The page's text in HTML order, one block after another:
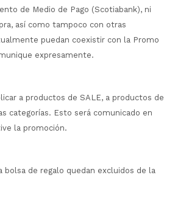
de Medio de Pago (Scotiabank), ni
así como tampoco con otras
puedan coexistir con la Promo
expresamente.
a productos de SALE, a productos de
categorías. Esto será comunicado en
la promoción.
bolsa de regalo quedan excluidos de la